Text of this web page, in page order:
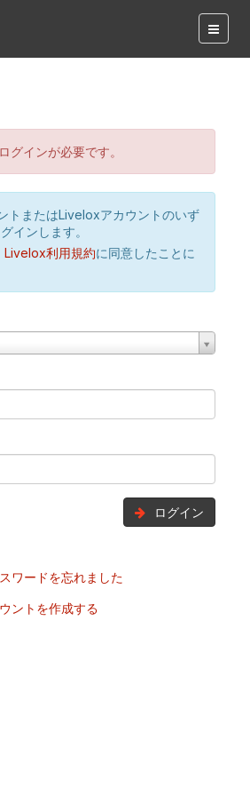
グインが必要です。
トまたはLiveloxアカウントのいず
インします。
Livelox利用規約に同意したことに
ログイン
ワードを忘れました
ントを作成する